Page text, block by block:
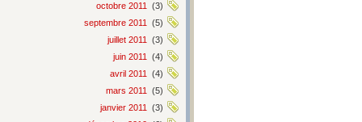
octobre 2011
(3)
septembre 2011
(5)
juillet 2011
(3)
juin 2011
(4)
avril 2011
(4)
mars 2011
(5)
janvier 2011
(3)